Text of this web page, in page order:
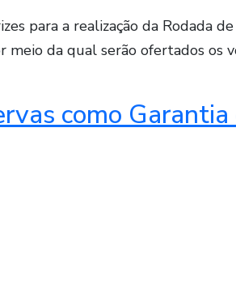
para a realização da Rodada
da qual serão ofertados os
como Garantia